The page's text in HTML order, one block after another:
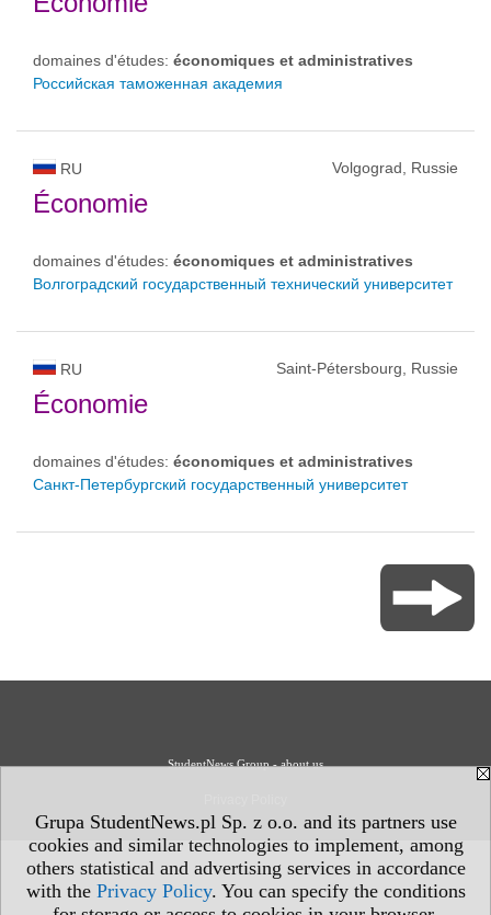
Grupa StudentNews.pl Sp. z o.o. and its partners use
cookies and similar technologies to implement, among
others statistical and advertising services in accordance
with the Privacy Policy. You can specify the conditions
domaines d'études: économiques et administratives
Российская таможенная академия
RU Volgograd, Russie
Économie
domaines d'études: économiques et administratives
Волгоградский государственный технический университет
RU Saint-Pétersbourg, Russie
Économie
domaines d'études: économiques et administratives
Санкт-Петербургский государственный университет
StudentNews Group - about us